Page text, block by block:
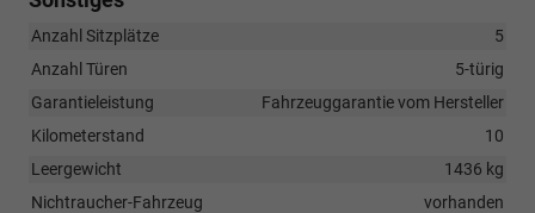
Anzahl Sitzplätze
5
Anzahl Türen
5-türig
Garantieleistung
Fahrzeuggarantie vom Hersteller
Kilometerstand
10
Leergewicht
1436 kg
Nichtraucher-Fahrzeug
vorhanden